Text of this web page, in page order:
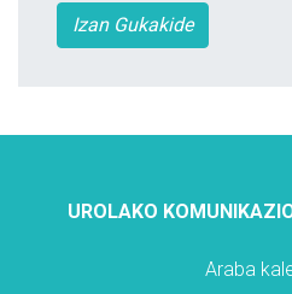
Izan Gukakide
UROLAKO
Araba